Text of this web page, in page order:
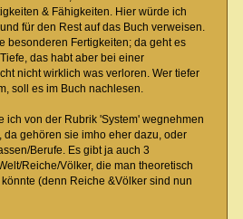
& Fähigkeiten. Hier würde ich
für den Rest auf das Buch verweisen.
besonderen Fertigkeiten; da geht es
das habt aber bei einer
nicht wirklich was verloren. Wer tiefer
soll es im Buch nachlesen.
ich von der Rubrik 'System' wegnehmen
gehören sie imho eher dazu, oder
Berufe. Es gibt ja auch 3
Reiche/Völker, die man theoretisch
(denn Reiche &Völker sind nun